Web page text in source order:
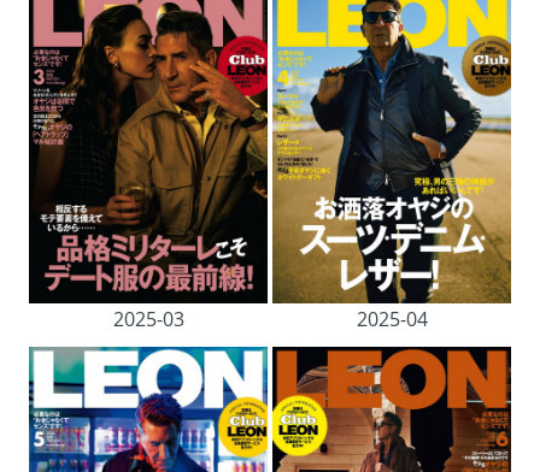
2025-03 2025-04